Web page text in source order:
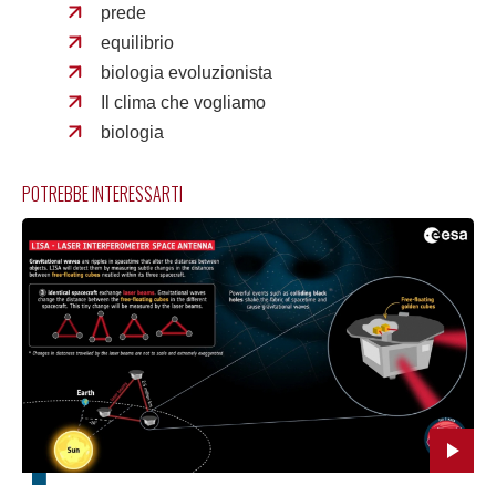
prede
equilibrio
biologia evoluzionista
Il clima che vogliamo
biologia
POTREBBE INTERESSARTI